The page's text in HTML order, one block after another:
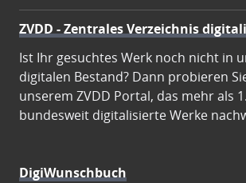
ZVDD - Zentrales Verzeichnis
Ist Ihr gesuchtes Werk noch nicht in
digitalen Bestand? Dann probieren
unserem ZVDD Portal, das mehr als
bundesweit digitalisierte Werke
DigiWunschbuch